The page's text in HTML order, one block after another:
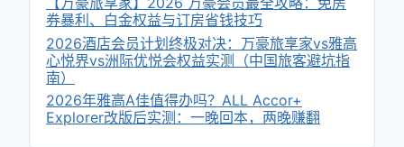
券暴利、白金权益与订房省钱技巧
2026酒店会员计划终极对决：万豪旅享家vs雅高
心悦界vs洲际优悦会权益实测（中国旅客避坑指
南）
2026年雅高A佳值得办吗？ALL Accor+
Explorer改版后实测：一晚回本，两晚赚翻